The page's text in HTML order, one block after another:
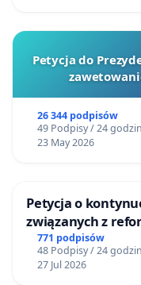
Petycja do
26 344 podpisów
49 Podpisy / 24 godzin
23 May 2026
Petycja o
związanych z
771 podpisów
48 Podpisy / 24 godzin
27 Jul 2026